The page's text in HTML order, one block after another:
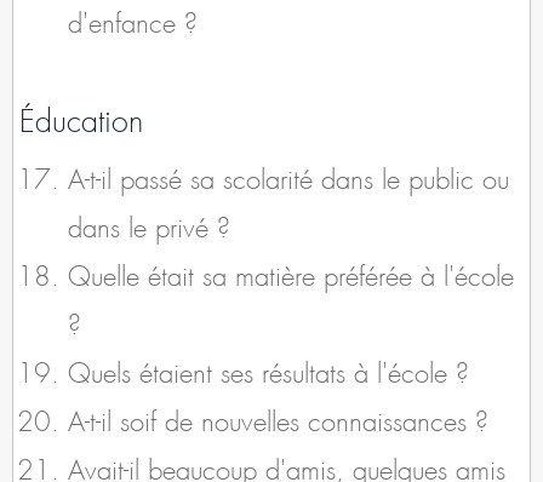
d'enfance ?
Éducation
A-t-il passé sa scolarité dans le public ou
dans le privé ?
Quelle était sa matière préférée à l'école
?
Quels étaient ses résultats à l'école ?
A-t-il soif de nouvelles connaissances ?
Avait-il beaucoup d'amis, quelques amis